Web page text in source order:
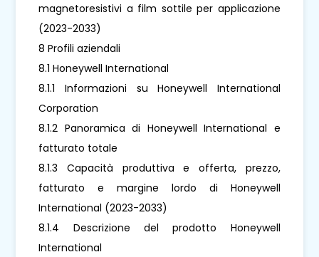
magnetoresistivi a film sottile per applicazione
(2023-2033)
8 Profili aziendali
8.1 Honeywell International
8.1.1 Informazioni su Honeywell International
Corporation
8.1.2 Panoramica di Honeywell International e
fatturato totale
8.1.3 Capacità produttiva e offerta, prezzo,
fatturato e margine lordo di Honeywell
International (2023-2033)
8.1.4 Descrizione del prodotto Honeywell
International